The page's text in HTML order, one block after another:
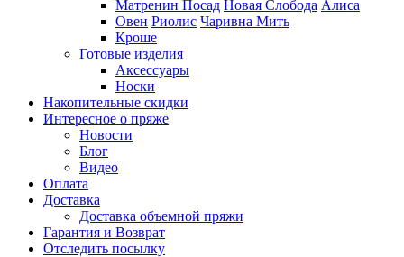
Матренин Посад Новая Слобода Алиса
Овен Риолис Чаривна Мить
Кроше
Готовые изделия
Аксессуары
Носки
Накопительные скидки
Интересное о пряже
Новости
Блог
Видео
Оплата
Доставка
Доставка объемной пряжи
Гарантия и Возврат
Отследить посылку